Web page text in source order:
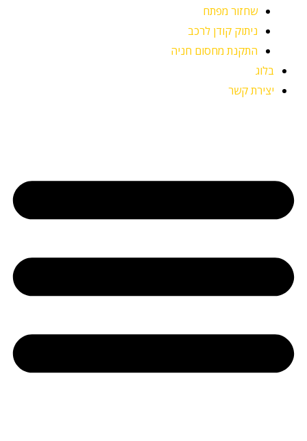
שחזור מפתח
ניתוק קודן לרכב
התקנת מחסום חניה
בלוג
יצירת קשר